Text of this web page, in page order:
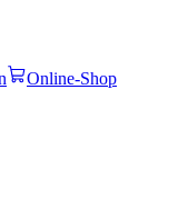
Online-Shop